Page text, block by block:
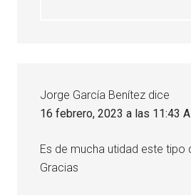
Jorge García Benítez dice
16 febrero, 2023 a las 11:43
Es de mucha utidad este tipo
Gracias